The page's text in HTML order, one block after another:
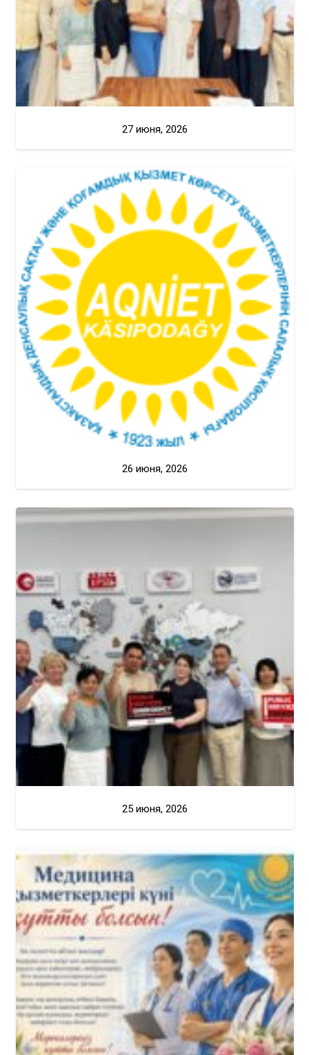
27 июня, 2026
26 июня, 2026
25 июня, 2026